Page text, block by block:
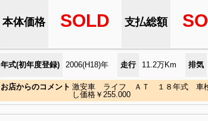
本体価格 SOLD 支払総額
年式(初年度登録) 2006(H18)年 走行 11.2万Km 排気
お店からのコメント 激安車 ライフ ＡＴ １８年式 車検
し価格￥255.000